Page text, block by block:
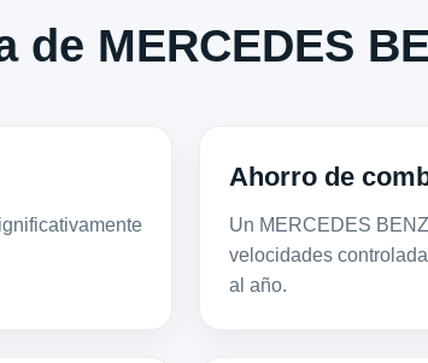
de MERCEDES
Ahorro de
Un MERCEDES
velocidades
al año.